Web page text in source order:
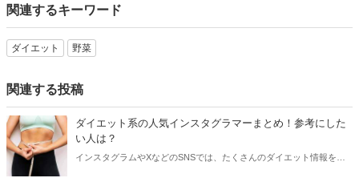
関連するキーワード
ダイエット 野菜
関連する投稿
ダイエット系の人気インスタグラマーまとめ！参考にした
い人は？
インスタグラムやXなどのSNSでは、たくさんのダイエット情報をチ